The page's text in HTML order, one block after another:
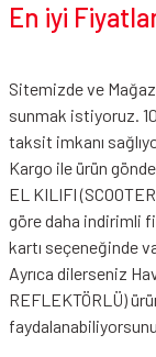
En iyi
Sitemizde ve
sunmak istiyoruz.
taksit imkanı
Kargo ile ürün
EL KILIFI
göre daha indirimli
kartı seçeneğinde
Ayrıca dilerseniz
REFLEKTÖRLÜ)